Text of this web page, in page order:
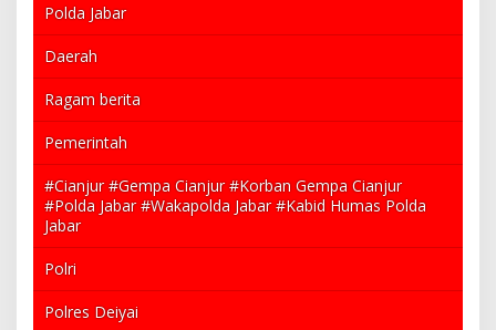
Polda Jabar
Daerah
Ragam berita
Pemerintah
#Cianjur #Gempa Cianjur #Korban Gempa Cianjur
#Polda Jabar #Wakapolda Jabar #Kabid Humas Polda
Jabar
Polri
Polres Deiyai